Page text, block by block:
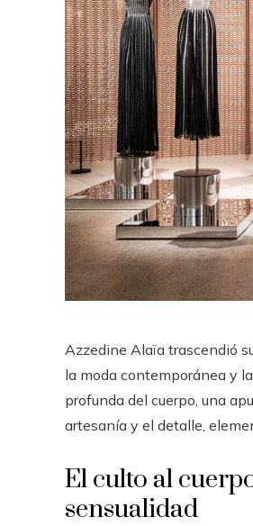
Azzedine Alaïa trascendió
la moda contemporánea y
profunda del cuerpo, una
artesanía y el detalle,
El culto al
sensualidad